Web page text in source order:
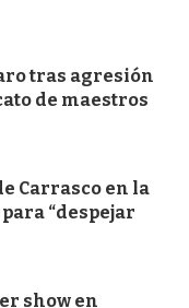
tras agresión
de maestros
Carrasco en la
“despejar
show en